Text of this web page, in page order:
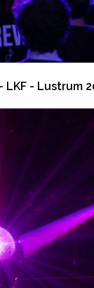
LKF - Lustrum